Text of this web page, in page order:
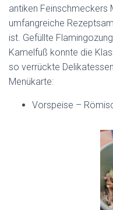
antiken Feinschmeckers
umfangreiche
ist. Gefüllte
Kamelfuß konnte die
so verrückte
Menükarte:
Vorspeise –